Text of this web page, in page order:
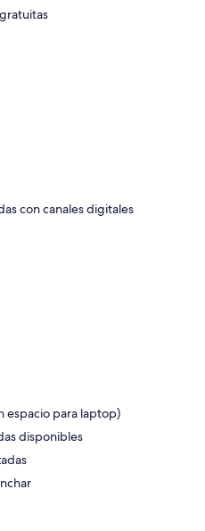
con canales digitales
espacio para laptop)
disponibles